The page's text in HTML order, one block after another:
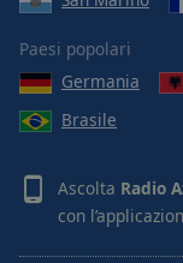
Paesi popolari
Germania
Brasile
Ascolta Radio
con